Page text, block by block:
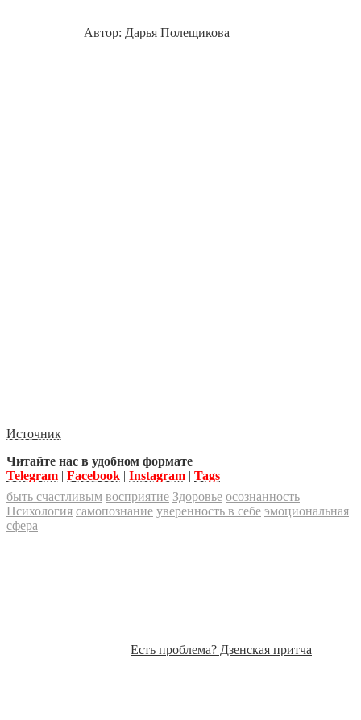
Автор: Дарья Полещикова
Источник
Читайте нас в удобном формате
Telegram | Facebook | Instagram | Tags
быть счастливым восприятие Здоровье осознанность
Психология самопознание уверенность в себе эмоциональная
сфера
Есть проблема? Дзенская притча